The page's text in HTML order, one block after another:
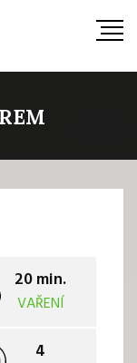
20 min.
VAŘENÍ
4